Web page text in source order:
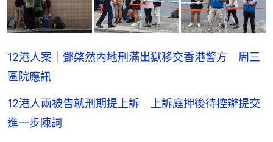
12港人案｜鄧棨然內地刑滿出獄移交香港警方 周三
區院應訊
12港人兩被告就刑期提上訴 上訴庭押後待控辯提交
進一步陳詞